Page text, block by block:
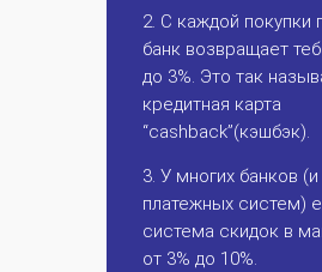
2. С каждой покупки
банк возвращает
до 3%. Это так
кредитная карта
“cashback”(кэшбэк).
3. У многих банков (и
платежных систем)
система скидок в
от 3% до 10%.